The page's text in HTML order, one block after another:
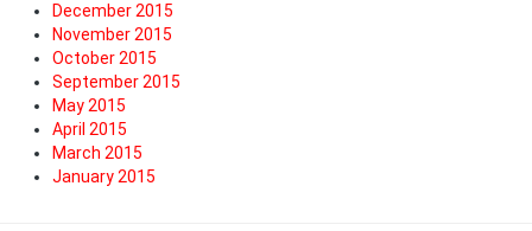
December 2015
November 2015
October 2015
September 2015
May 2015
April 2015
March 2015
January 2015